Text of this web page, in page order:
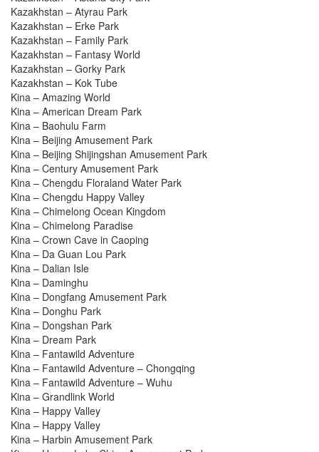
Kazakhstan – Atyrau Park
Kazakhstan – Erke Park
Kazakhstan – Family Park
Kazakhstan – Fantasy World
Kazakhstan – Gorky Park
Kazakhstan – Kok Tube
Kina – Amazing World
Kina – American Dream Park
Kina – Baohulu Farm
Kina – Beijing Amusement Park
Kina – Beijing Shijingshan Amusement Park
Kina – Century Amusement Park
Kina – Chengdu Floraland Water Park
Kina – Chengdu Happy Valley
Kina – Chimelong Ocean Kingdom
Kina – Chimelong Paradise
Kina – Crown Cave in Caoping
Kina – Da Guan Lou Park
Kina – Dalian Isle
Kina – Daminghu
Kina – Dongfang Amusement Park
Kina – Donghu Park
Kina – Dongshan Park
Kina – Dream Park
Kina – Fantawild Adventure
Kina – Fantawild Adventure – Chongqing
Kina – Fantawild Adventure – Wuhu
Kina – Grandlink World
Kina – Happy Valley
Kina – Happy Valley
Kina – Harbin Amusement Park